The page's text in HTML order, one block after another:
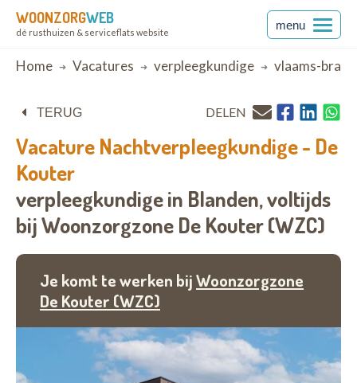
WOONZORGWEB
dé rusthuizen & serviceflats website
menu
Breadcrumb
Home Vacatures verpleegkundige vlaams-
TERUG DELEN
Vacature Nachtverpleegkundige - De
Kouter
verpleegkundige in Blanden,voltijds
bijWoonzorgzone De Kouter (WZC)
Je komt te werken bijWoonzorgzone
De Kouter (WZC)